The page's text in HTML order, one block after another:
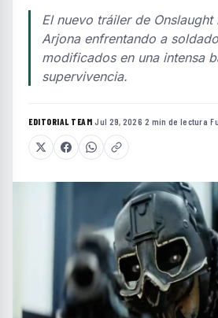
El nuevo tráiler de Onslaught
Arjona enfrentando a
modificados en una intensa
supervivencia.
EDITORIAL TEAM·Jul 29, 2026·2 min de lectura·